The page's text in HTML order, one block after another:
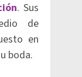
. Sus
de
en
boda.